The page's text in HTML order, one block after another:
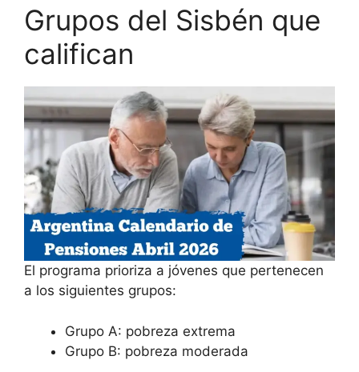
Grupos del Sisbén que
califican
El programa prioriza a jóvenes que pertenecen
a los siguientes grupos:
Grupo A: pobreza extrema
Grupo B: pobreza moderada